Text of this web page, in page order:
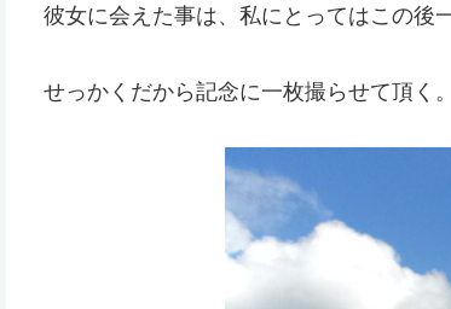
彼女に会えた事は、私にとってはこの後
せっかくだから記念に一枚撮らせて頂く。